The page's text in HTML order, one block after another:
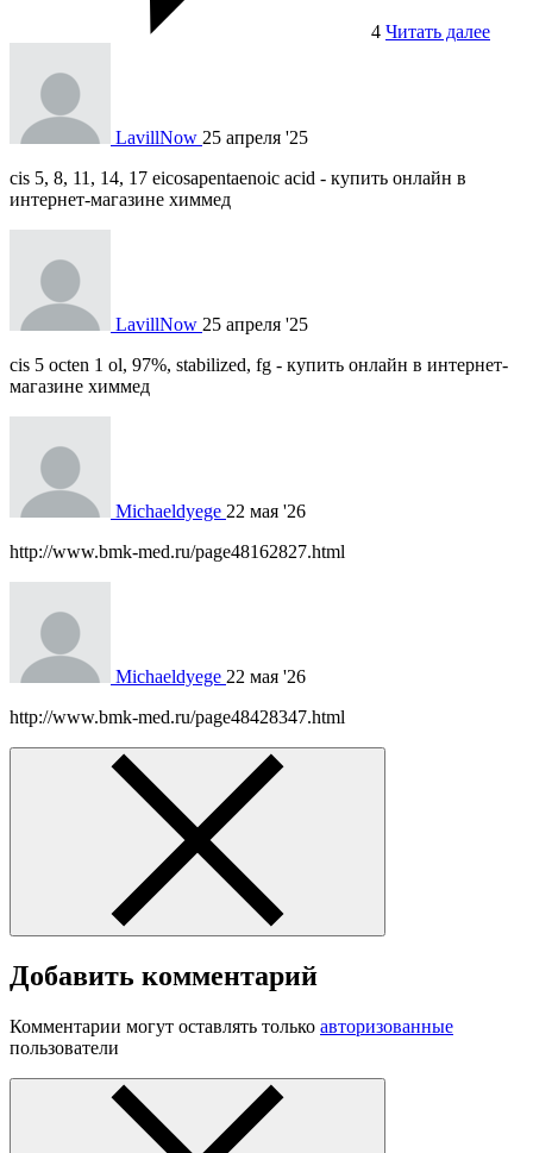
4 Читать далее
LavillNow 25 апреля '25
cis 5, 8, 11, 14, 17 eicosapentaenoic acid - купить онлайн в
интернет-магазине химмед
LavillNow 25 апреля '25
cis 5 octen 1 ol, 97%, stabilized, fg - купить онлайн в интернет-
магазине химмед
Michaeldyege 22 мая '26
http://www.bmk-med.ru/page48162827.html
Michaeldyege 22 мая '26
http://www.bmk-med.ru/page48428347.html
Добавить комментарий
Комментарии могут оставлять только авторизованные
пользователи